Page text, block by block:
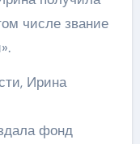
числе звание
Ирина
фонд